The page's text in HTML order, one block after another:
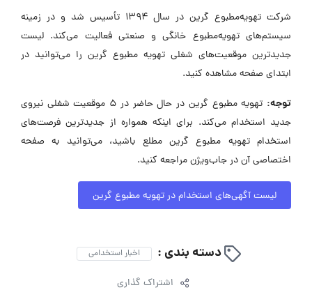
شرکت تهویه‌مطبوع گرین در سال ۱۳۹۴ تأسیس شد و در زمینه
سیستم‌های تهویه‌مطبوع خانگی و صنعتی فعالیت می‌کند. لیست
جدیدترین موقعیت‌های شغلی تهویه مطبوع گرین را می‌توانید در
ابتدای صفحه مشاهده کنید.
توجه:
تهویه مطبوع گرین در حال حاضر در ۵ موقعیت شغلی نیروی
جدید استخدام می‌کند. برای اینکه همواره از جدیدترین فرصت‌های
استخدام تهویه مطبوع گرین مطلع باشید، می‌توانید به صفحه
اختصاصی آن در جاب‌ویژن مراجعه کنید.
لیست آگهی‌های استخدام در تهویه مطبوع گرین
دسته بندی : اخبار استخدامی
اشتراک گذاری